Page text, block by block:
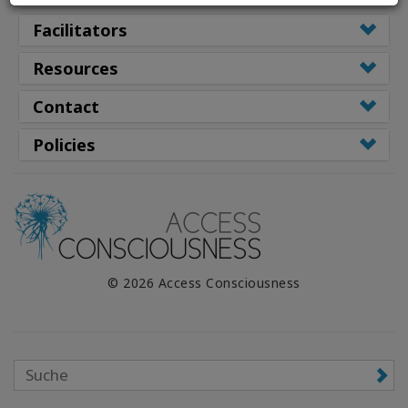
WISHLIST
Facilitators
Resources
Contact
Policies
© 2026 Access Consciousness